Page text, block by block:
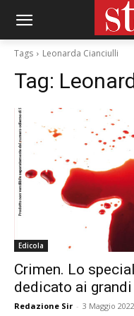
Tags Leonarda Cianciulli
Tag:
Edicola
Crimen. Lo
dedicato ai
Redazione Sir - 3 Maggio 2022